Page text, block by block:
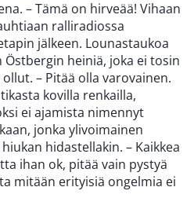
– Tämä on hirveää! Vihaan
ralliradiossa
jälkeen. Lounastaukoa
Östbergin heiniä, joka ei tosin
– Pitää olla varovainen.
kovilla renkailla,
ei ajamista nimennyt
jonka ylivoimainen
hidastellakin. – Kaikkea
ihan ok, pitää vain pystyä
mitään erityisiä ongelmia ei